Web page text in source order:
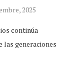
2025
continúa
las generaciones